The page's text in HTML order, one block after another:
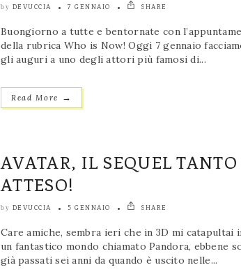
by DEVUCCIA 7 GENNAIO SHARE
Buongiorno a tutte e bentornate con
della rubrica Who is Now! Oggi 7 gennaio
gli auguri a uno degli attori più famosi di...
Read More →
AVATAR, IL SEQUEL TANTO
ATTESO!
by DEVUCCIA 5 GENNAIO SHARE
Care amiche, sembra ieri che in 3D mi catapultai
un fantastico mondo chiamato Pandora, ebbene
già passati sei anni da quando è uscito nelle...